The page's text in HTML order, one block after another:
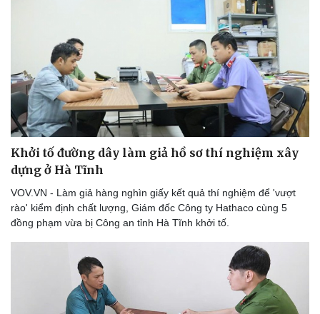
Thể thao
Lịch thi đấu bóng đá
Thế giới thể thao
eSports
Hậu trường
Xe máy
Tư vấn
Khởi tố đường dây làm giả hồ sơ thí nghiệm xây
dựng ở Hà Tĩnh
VOV.VN - Làm giả hàng nghìn giấy kết quả thí nghiệm để 'vượt
rào' kiểm định chất lượng, Giám đốc Công ty Hathaco cùng 5
đồng phạm vừa bị Công an tỉnh Hà Tĩnh khởi tố.